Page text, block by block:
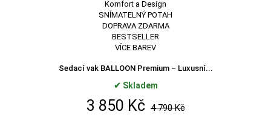
SNÍMATELNÝ POTAH
DOPRAVA ZDARMA
BESTSELLER
VÍCE BAREV
Sedací vak BALLOON Premium – Luxusní...
✔ Skladem
3 850 Kč 4 790 Kč